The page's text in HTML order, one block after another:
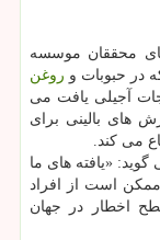
محققان موسسه
روغن
آجیلی یافت می
های بالینی برای
«یافته های ما
است از افراد
به دیابت نوع۲ كه به سطح اخطار در جهان